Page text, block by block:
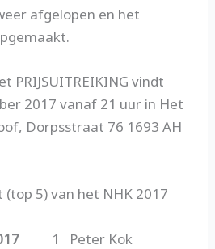
afgelopen en het
PRIJSUITREIKING vindt
2017 vanaf 21 uur in Het
Dorpsstraat 76 1693 AH
5) van het NHK 2017
1 Peter Kok